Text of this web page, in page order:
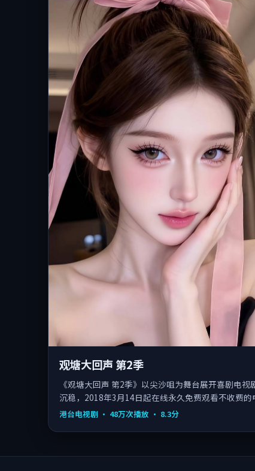
观塘大回声 第2季
《观塘大回声 第2季》以尖沙咀为舞台展开喜剧电视
沉稳，2018年3月14日起在线永久免费观看不收费
港台电视剧 · 48万次播放 · 8.3分